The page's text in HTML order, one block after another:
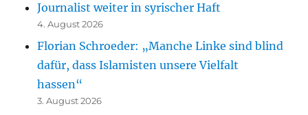
Journalist weiter in syrischer Haft
4. August 2026
Florian Schroeder: „Manche Linke sind blind
dafür, dass Islamisten unsere Vielfalt
hassen“
3. August 2026